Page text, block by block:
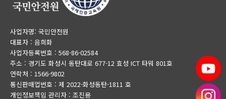
사업자명: 국민안전원
대표자 : 음희화
사업자등록번호 : 568-86-02584
주소 : 경기도 화성시 동탄대로 677-12 효성 ICT 타워 801호
연락처 : 1566-9802
통신판매업번호 : 제 2022-화성동탄-1811 호
개인정보책임 관리자 : 조진용